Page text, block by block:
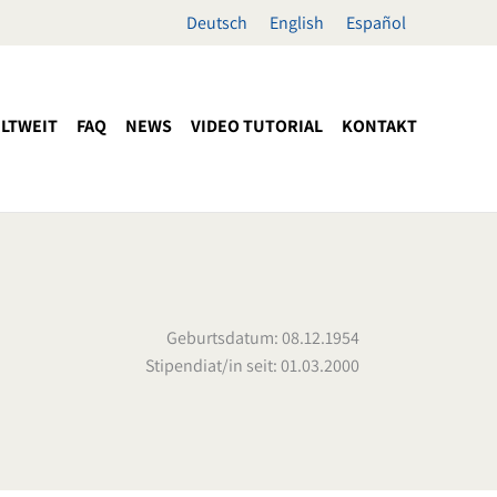
Deutsch English Español
FAQ NEWS VIDEO TUTORIAL KONTAKT
Geburtsdatum: 08.12.1954
Stipendiat/in seit: 01.03.2000